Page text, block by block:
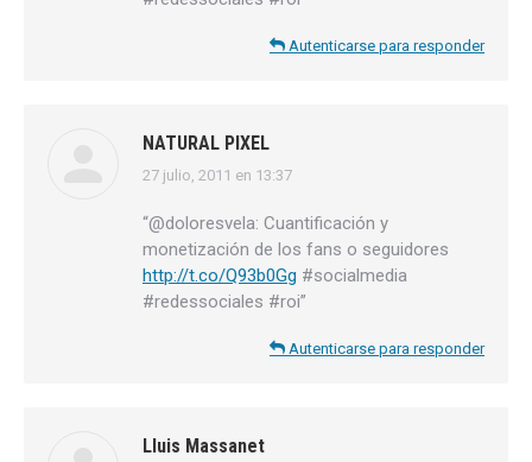
Autenticarse para responder
NATURAL PIXEL
dice:
27 julio, 2011 en 13:37
“@doloresvela: Cuantificación y
monetización de los fans o seguidores
http://t.co/Q93b0Gg #socialmedia
#redessociales #roi”
Autenticarse para responder
Lluis Massanet